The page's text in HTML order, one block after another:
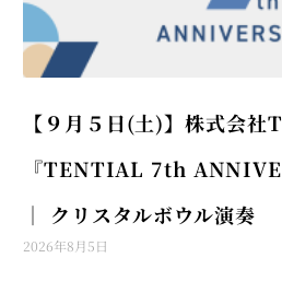
【９月５日(土)】株式会
『TENTIAL 7th
│ クリスタルボウル演奏
2026年8月5日